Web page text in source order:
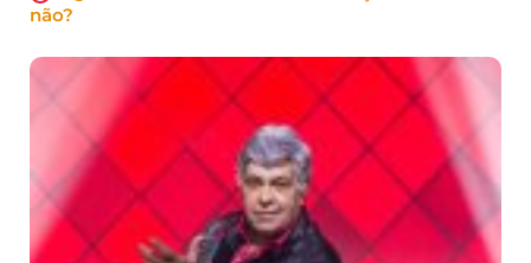
não?